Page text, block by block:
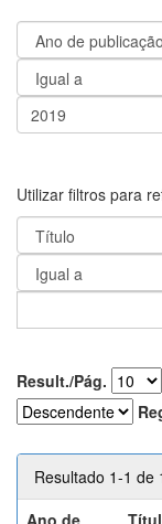
Utilizar filtros para
Result./Pág.
Resultado 1-1 de
Ano de